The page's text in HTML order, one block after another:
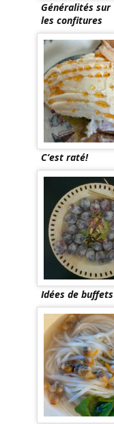
Généralités sur
les confitures
C’est raté!
Idées de buffets